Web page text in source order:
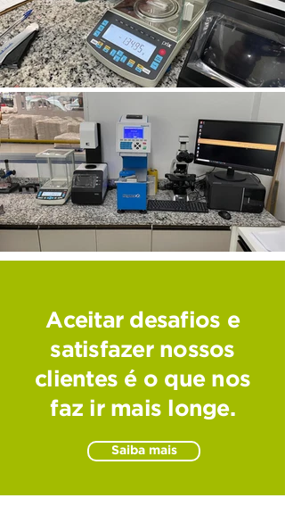
Aceitar desafios e
satisfazer nossos
clientes é o que nos
faz ir mais longe.
Saiba mais